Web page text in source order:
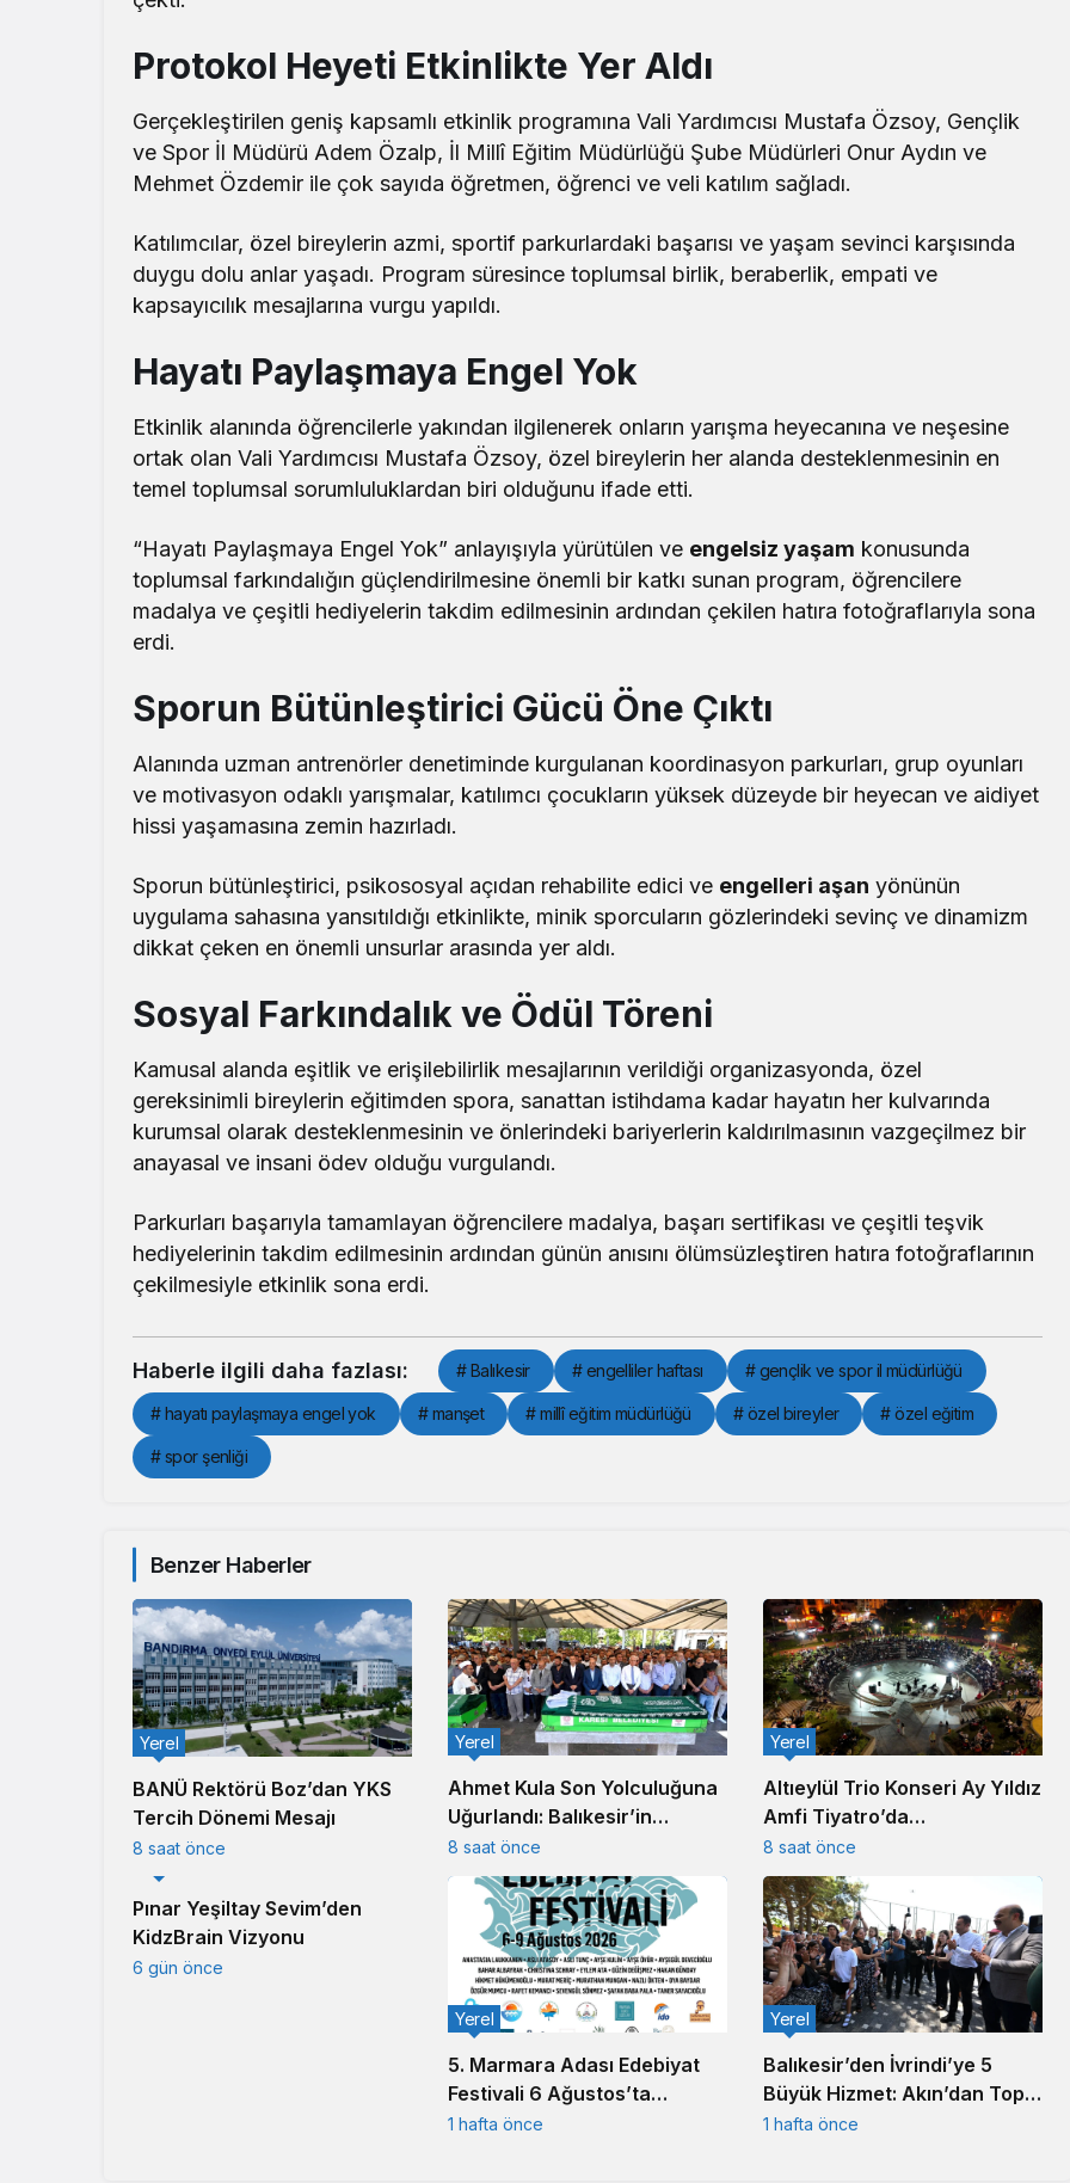
Protokol Heyeti Etkinlikte Yer Aldı
Gerçekleştirilen geniş kapsamlı etkinlik programına Vali Yardımcısı Mustafa Özsoy, Gençlik
ve Spor İl Müdürü Adem Özalp, İl Millî Eğitim Müdürlüğü Şube Müdürleri Onur Aydın ve
Mehmet Özdemir ile çok sayıda öğretmen, öğrenci ve veli katılım sağladı.
Katılımcılar, özel bireylerin azmi, sportif parkurlardaki başarısı ve yaşam sevinci karşısında
duygu dolu anlar yaşadı. Program süresince toplumsal birlik, beraberlik, empati ve
kapsayıcılık mesajlarına vurgu yapıldı.
Hayatı Paylaşmaya Engel Yok
Etkinlik alanında öğrencilerle yakından ilgilenerek onların yarışma heyecanına ve neşesine
ortak olan Vali Yardımcısı Mustafa Özsoy, özel bireylerin her alanda desteklenmesinin en
temel toplumsal sorumluluklardan biri olduğunu ifade etti.
“Hayatı Paylaşmaya Engel Yok” anlayışıyla yürütülen ve engelsiz yaşam konusunda
toplumsal farkındalığın güçlendirilmesine önemli bir katkı sunan program, öğrencilere
madalya ve çeşitli hediyelerin takdim edilmesinin ardından çekilen hatıra fotoğraflarıyla sona
erdi.
Sporun Bütünleştirici Gücü Öne Çıktı
Alanında uzman antrenörler denetiminde kurgulanan koordinasyon parkurları, grup oyunları
ve motivasyon odaklı yarışmalar, katılımcı çocukların yüksek düzeyde bir heyecan ve aidiyet
hissi yaşamasına zemin hazırladı.
Sporun bütünleştirici, psikososyal açıdan rehabilite edici ve engelleri aşan yönünün
uygulama sahasına yansıtıldığı etkinlikte, minik sporcuların gözlerindeki sevinç ve dinamizm
dikkat çeken en önemli unsurlar arasında yer aldı.
Sosyal Farkındalık ve Ödül Töreni
Kamusal alanda eşitlik ve erişilebilirlik mesajlarının verildiği organizasyonda, özel
gereksinimli bireylerin eğitimden spora, sanattan istihdama kadar hayatın her kulvarında
kurumsal olarak desteklenmesinin ve önlerindeki bariyerlerin kaldırılmasının vazgeçilmez bir
anayasal ve insani ödev olduğu vurgulandı.
Parkurları başarıyla tamamlayan öğrencilere madalya, başarı sertifikası ve çeşitli teşvik
hediyelerinin takdim edilmesinin ardından günün anısını ölümsüzleştiren hatıra fotoğraflarının
çekilmesiyle etkinlik sona erdi.
Haberle ilgili daha fazlası: # Balıkesir # engelliler haftası # gençlik ve spor il müdürlüğü
# hayatı paylaşmaya engel yok # manşet # millî eğitim müdürlüğü # özel bireyler # özel eğitim
# spor şenliği
Benzer Haberler
BANÜ Rektörü Boz’dan YKS
Tercih Dönemi Mesajı
Yerel
8 saat önce
Ahmet Kula Son Yolculuğuna
Uğurlandı: Balıkesir’in
Duayen Sanayicisi Defnedildi
Yerel
8 saat önce
Altıeylül Trio Konseri Ay Yıldız
Amfi Tiyatro’da
Müzikseverleri Buluşturdu
Yerel
8 saat önce
Pınar Yeşiltay Sevim’den
KidzBrain Vizyonu
6 gün önce
5. Marmara Adası Edebiyat
Festivali 6 Ağustos’ta
başlıyor
Yerel
1 hafta önce
Balıkesir’den İvrindi’ye 5
Büyük Hizmet: Akın’dan Toplu
Açılış Töreni
Yerel
1 hafta önce